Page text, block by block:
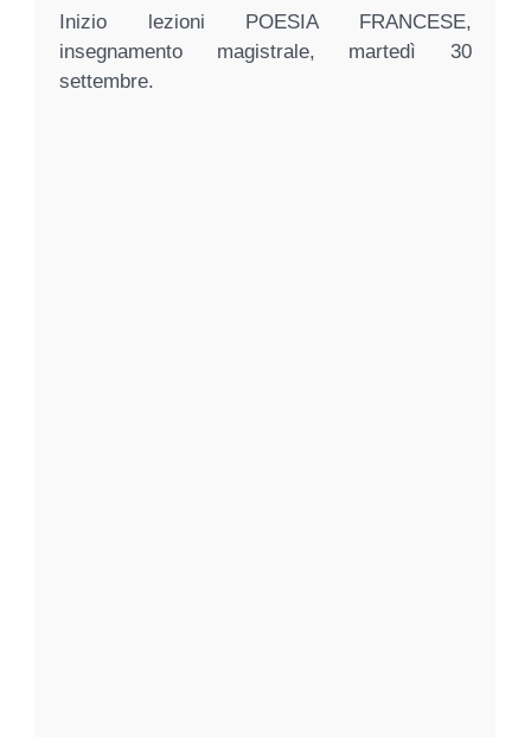
Inizio lezioni POESIA FRANCESE,
insegnamento magistrale, martedì 30
settembre.